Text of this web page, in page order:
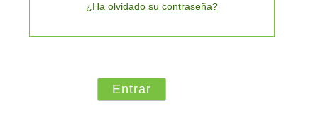
¿Ha olvidado su contraseña?